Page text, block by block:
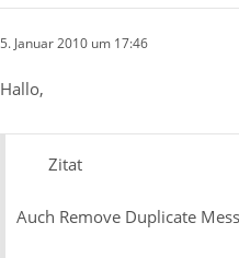
5. Januar 2010 um 17:46
Hallo,
Zitat
Auch Remove Duplicate